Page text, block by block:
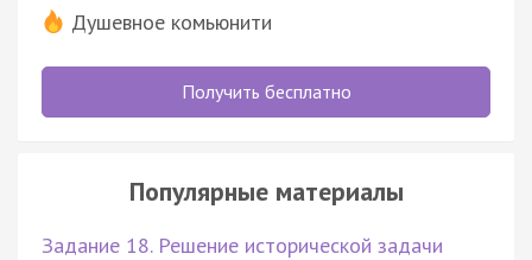
Душевное комьюнити
Получить бесплатно
Популярные материалы
Задание 18. Решение исторической задачи